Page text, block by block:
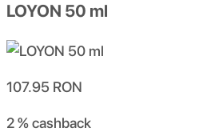
LOYON 50 ml
107.95 RON
2 %cashback